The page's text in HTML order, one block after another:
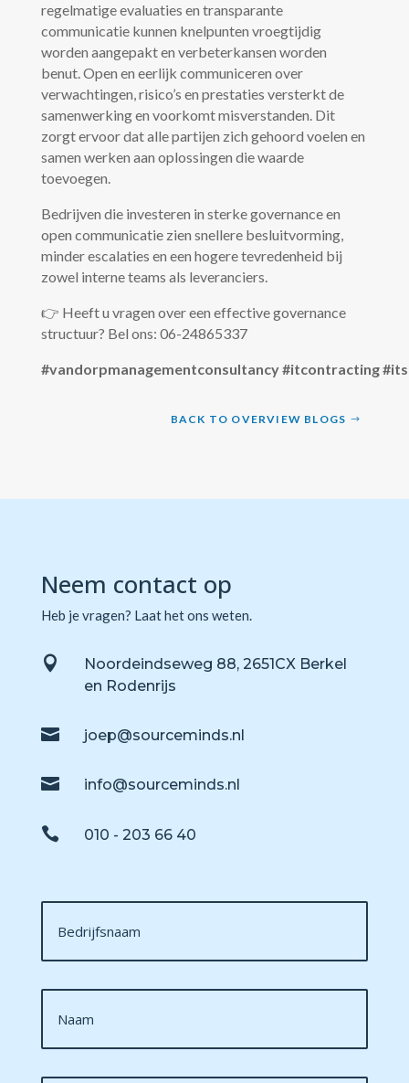
regelmatige evaluaties en transparante
communicatie kunnen knelpunten vroegtijdig
worden aangepakt en verbeterkansen worden
benut. Open en eerlijk communiceren over
verwachtingen, risico’s en prestaties versterkt de
samenwerking en voorkomt misverstanden. Dit
zorgt ervoor dat alle partijen zich gehoord voelen en
samen werken aan oplossingen die waarde
toevoegen.
Bedrijven die investeren in sterke governance en
open communicatie zien snellere besluitvorming,
minder escalaties en een hogere tevredenheid bij
zowel interne teams als leveranciers.
👉 Heeft u vragen over een effective governance
structuur? Bel ons: 06-24865337
#vandorpmanagementconsultancy#itcontracting
BACK TO OVERVIEW BLOGS
Neem contact op
Heb je vragen? Laat het ons weten.

Noordeindseweg 88, 2651CX Berkel
en Rodenrijs
 joep@sourceminds.nl
 info@sourceminds.nl
 010 - 203 66 40